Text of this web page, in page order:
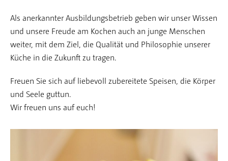
Als anerkannter Ausbildungsbetrieb geben wir unser Wissen
und unsere Freude am Kochen auch an junge Menschen
weiter, mit dem Ziel, die Qualität und Philosophie unserer
Küche in die Zukunft zu tragen.
Freuen Sie sich auf liebevoll zubereitete Speisen, die Körper
und Seele guttun.
Wir freuen uns auf euch!